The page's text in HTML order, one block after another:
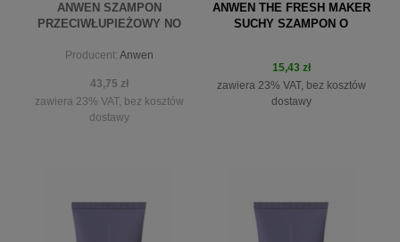
ANWEN SZAMPON
PRZECIWŁUPIEŻOWY NO
Producent: Anwen
43,75 zł
zawiera 23% VAT, bez kosztów
dostawy
powiadom o dostępności
ANWEN THE FRESH MAKER
SUCHY SZAMPON O
15,43 zł
zawiera 23% VAT, bez kosztów
dostawy